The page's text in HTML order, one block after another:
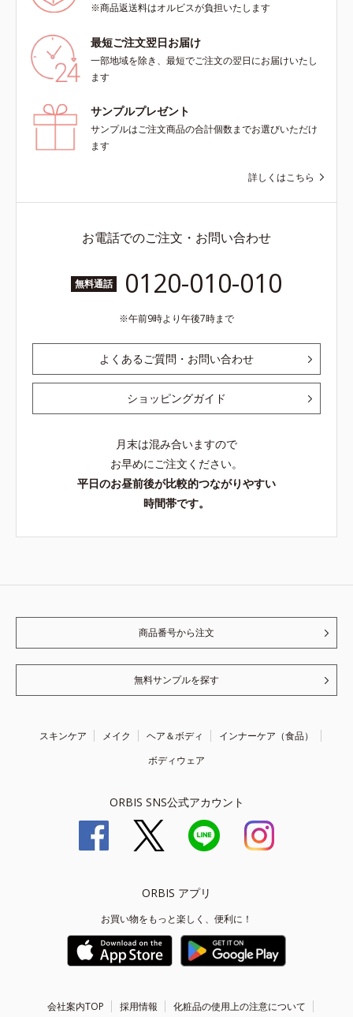
※商品返送料はオルビスが負担いたします
最短ご注文翌日お届け
一部地域を除き、最短でご注文の翌日にお届けいたし
ます
サンプルプレゼント
サンプルはご注文商品の合計個数までお選びいただけ
ます
詳しくはこちら
お電話でのご注文・お問い合わせ
無料通話 0120-010-010
午前9時より午後7時まで
よくあるご質問・お問い合わせ
ショッピングガイド
月末は混み合いますので
お早めにご注文ください。
平日のお昼前後が比較的つながりやすい
時間帯です。
商品番号から注文
無料サンプルを探す
スキンケア メイク ヘア＆ボディ
インナーケア（食品）
ボディウェア
ORBIS SNS公式アカウント
ORBIS アプリ
お買い物をもっと楽しく、便利に！
会社案内TOP 採用情報 化粧品の使用上の注意について